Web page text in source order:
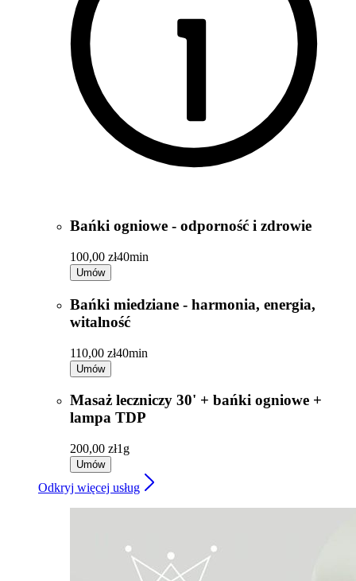
Bańki ogniowe - odporność i zdrowie
100,00 zł40min
Umów
Bańki miedziane - harmonia, energia,
witalność
110,00 zł40min
Umów
Masaż leczniczy 30' + bańki ogniowe +
lampa TDP
200,00 zł1g
Umów
Odkryj więcej usług